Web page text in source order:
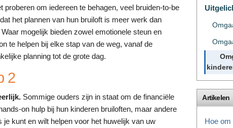
proberen om iedereen te behagen, veel bruiden-to-be
het plannen van hun bruiloft is meer werk dan
Waar mogelijk bieden zowel emotionele steun en
te helpen bij elke stap van de weg, vanaf de
planning tot de grote dag.
2
Sommige ouders zijn in staat om de financiële
on hulp bij hun kinderen bruiloften, maar andere
je kunt en wilt helpen voor het huwelijk van uw
Artikelen
Hoe om